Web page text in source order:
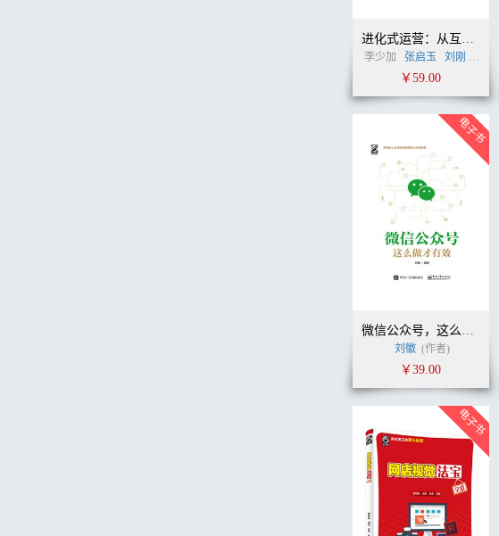
进化式运营：从互联网菜鸟到绝顶高手
李少加 张启玉 刘刚 (作者)
￥59.00
微信公众号，这么做才有效
刘徽 (作者)
￥39.00